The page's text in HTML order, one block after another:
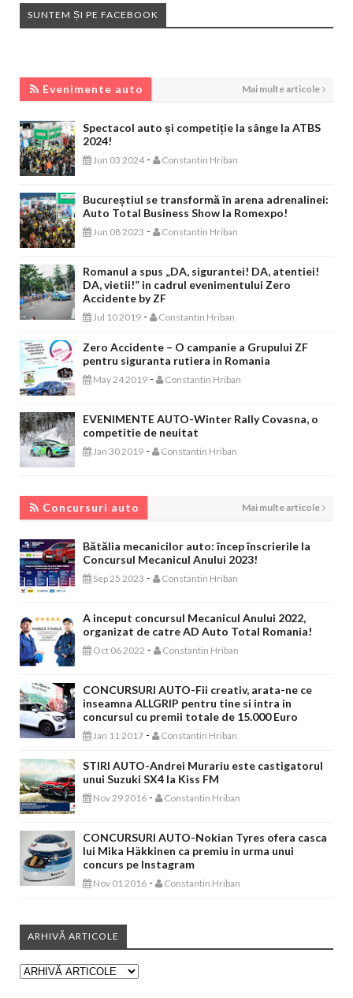
SUNTEM ȘI PE FACEBOOK
Evenimente auto Mai multe articole
Spectacol auto și competiție la sânge la ATBS
2024!
Jun 03 2024 - Constantin Hriban
Bucureștiul se transformă în arena adrenalinei:
Auto Total Business Show la Romexpo!
Jun 08 2023 - Constantin Hriban
Romanul a spus „DA, sigurantei! DA, atentiei!
DA, vietii!” in cadrul evenimentului Zero
Accidente by ZF
Jul 10 2019 - Constantin Hriban
Zero Accidente – O campanie a Grupului ZF
pentru siguranta rutiera in Romania
May 24 2019 - Constantin Hriban
EVENIMENTE AUTO-Winter Rally Covasna, o
competitie de neuitat
Jan 30 2019 - Constantin Hriban
Concursuri auto Mai multe articole
Bătălia mecanicilor auto: încep înscrierile la
Concursul Mecanicul Anului 2023!
Sep 25 2023 - Constantin Hriban
A inceput concursul Mecanicul Anului 2022,
organizat de catre AD Auto Total Romania!
Oct 06 2022 - Constantin Hriban
CONCURSURI AUTO-Fii creativ, arata-ne ce
inseamna ALLGRIP pentru tine si intra in
concursul cu premii totale de 15.000 Euro
Jan 11 2017 - Constantin Hriban
STIRI AUTO-Andrei Murariu este castigatorul
unui Suzuki SX4 la Kiss FM
Nov 29 2016 - Constantin Hriban
CONCURSURI AUTO-Nokian Tyres ofera casca
lui Mika Häkkinen ca premiu in urma unui
concurs pe Instagram
Nov 01 2016 - Constantin Hriban
ARHIVĂ ARTICOLE